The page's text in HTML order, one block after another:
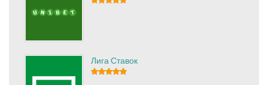
Лига Ставок